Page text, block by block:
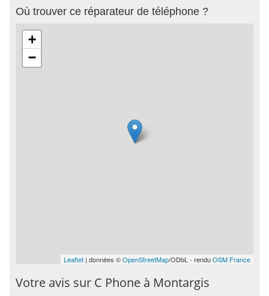
Où trouver ce réparateur de téléphone ?
+
−
Leaflet | données ©OpenStreetMap/ODbL - renduOSM France
Votre avis sur C Phone à Montargis